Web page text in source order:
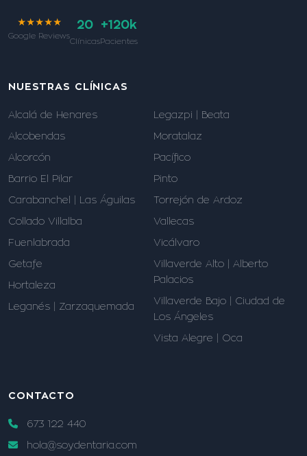
★★★★★
Google Reviews
20
Clínicas
+120k
Pacientes
NUESTRAS CLÍNICAS
Alcalá de Henares
Alcobendas
Alcorcón
Barrio El Pilar
Carabanchel | Las Águilas
Collado Villalba
Fuenlabrada
Getafe
Hortaleza
Leganés | Zarzaquemada
Legazpi | Beata
Moratalaz
Pacífico
Pinto
Torrejón de Ardoz
Vallecas
Vicálvaro
Villaverde Alto | Alberto
Palacios
Villaverde Bajo | Ciudad de
Los Ángeles
Vista Alegre | Oca
CONTACTO
673 122 440
hola@soydentaria.com